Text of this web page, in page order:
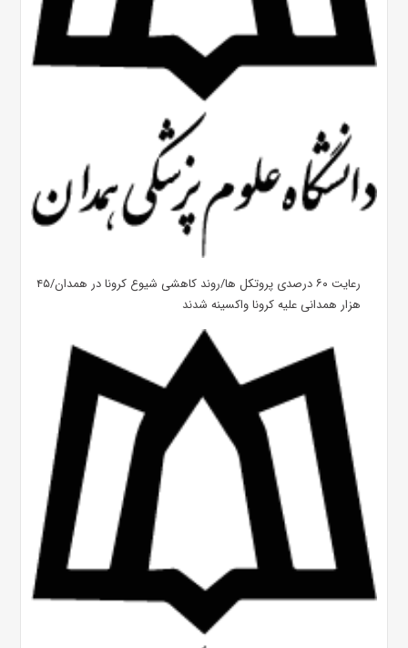
رعایت ۶۰ درصدی پروتکل ها/روند کاهشی شیوع کرونا در همدان/۴۵
هزار همدانی علیه کرونا واکسینه شدند